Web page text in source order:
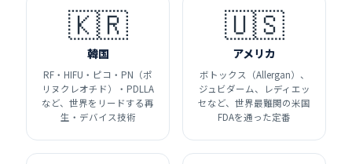
🇰🇷
韓国
RF・HIFU・ピコ・PN（ポ
リヌクレオチド）・PDLLA
など、世界をリードする再
生・デバイス技術
🇺🇸
アメリカ
ボトックス（Allergan）、
ジュビダーム、レディエッ
セなど、世界最難関の米国
FDAを通った定番